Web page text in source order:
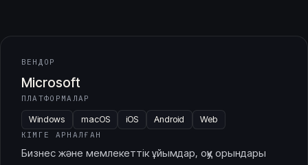
ВЕНДОР
Microsoft
ПЛАТФОРМАЛАР
Windows macOS iOS Android Web
КІМГЕ АРНАЛҒАН
Бизнес және мемлекеттік ұйымдар, оқу орындары